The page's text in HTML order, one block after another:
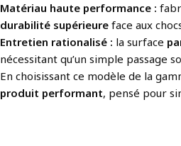
Matériau haute performance :
durabilité supérieure face aux
Entretien rationalisé : la surface
nécessitant qu’un simple passage
En choisissant ce modèle de la
produit performant, pensé pour